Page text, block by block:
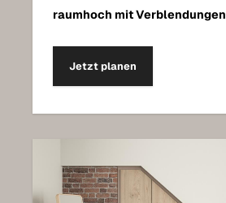
raumhoch mit Verblendungen
Jetzt planen